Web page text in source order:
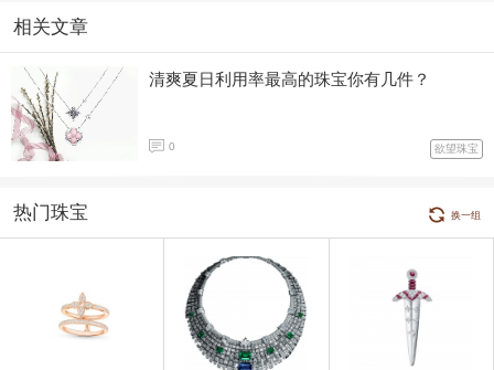
相关文章
清爽夏日利用率最高的珠宝你有几件？
0 欲望珠宝
热门珠宝 换一组